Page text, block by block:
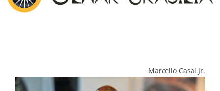
Marcello Casal Jr.